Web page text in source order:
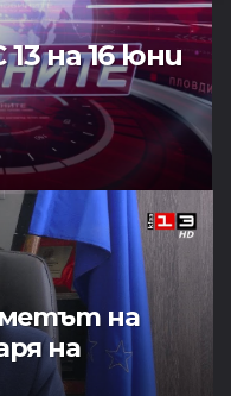
бе на
Разград
КИС 13
на
на